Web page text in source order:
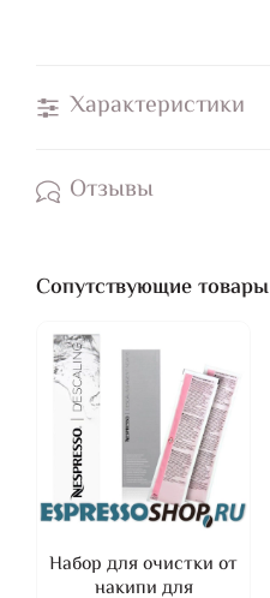
Характеристики
Отзывы
Сопутствующие товары
Набор для очистки от
накипи для